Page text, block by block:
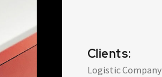
Clients:
Logistic Company